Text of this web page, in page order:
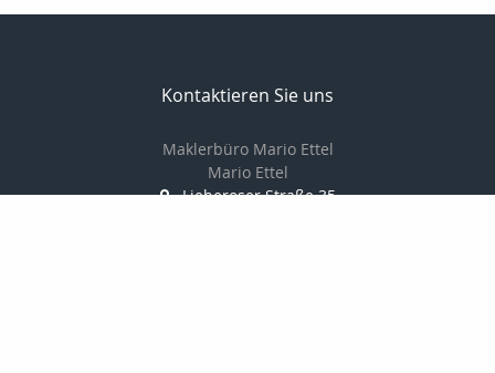
Kontaktieren Sie uns
Maklerbüro Mario Ettel
Mario Ettel
Lieberoser Straße 35